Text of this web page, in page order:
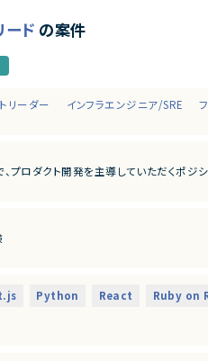
ード の案件
リーダー インフラエンジニア/SRE
ロダクト開発を主導していただくポジシ
メンバーとして関われるフェーズは、ま
る仕組みを残したい方のチャレンジを歓迎
Python React Ruby on